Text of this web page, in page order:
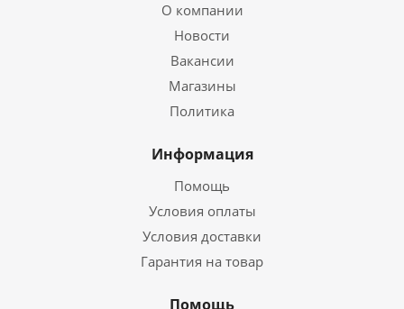
О компании
Новости
Вакансии
Магазины
Политика
Информация
Помощь
Условия оплаты
Условия доставки
Гарантия на товар
Помощь